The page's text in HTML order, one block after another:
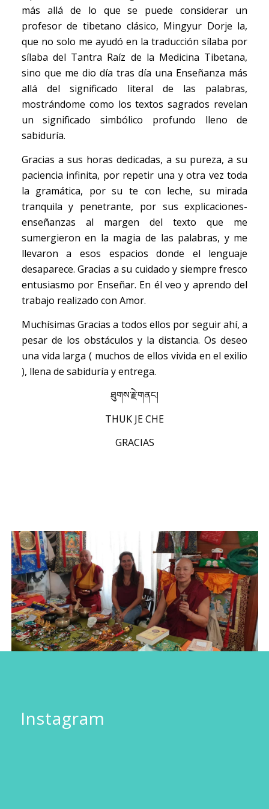
más allá de lo que se puede considerar un
profesor de tibetano clásico, Mingyur Dorje la,
que no solo me ayudó en la traducción sílaba por
sílaba del Tantra Raíz de la Medicina Tibetana,
sino que me dio día tras día una Enseñanza más
allá del significado literal de las palabras,
mostrándome como los textos sagrados revelan
un significado simbólico profundo lleno de
sabiduría.
Gracias a sus horas dedicadas, a su pureza, a su
paciencia infinita, por repetir una y otra vez toda
la gramática, por su te con leche, su mirada
tranquila y penetrante, por sus explicaciones-
enseñanzas al margen del texto que me
sumergieron en la magia de las palabras, y me
llevaron a esos espacios donde el lenguaje
desaparece. Gracias a su cuidado y siempre fresco
entusiasmo por Enseñar. En él veo y aprendo del
trabajo realizado con Amor.
Muchísimas Gracias a todos ellos por seguir ahí, a
pesar de los obstáculos y la distancia. Os deseo
una vida larga ( muchos de ellos vivida en el exilio
), llena de sabiduría y entrega.
ཐུགས་རྗེ་གནང།
THUK JE CHE
GRACIAS
Instagram